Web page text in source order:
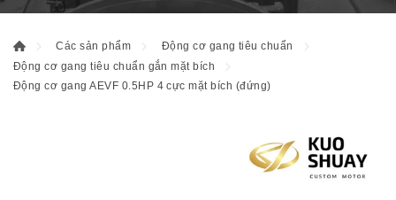
Các sản phẩm
Động cơ gang tiêu chuẩn
Động cơ gang tiêu chuẩn gắn mặt bích
Động cơ gang AEVF 0.5HP 4 cực mặt bích (đứng)